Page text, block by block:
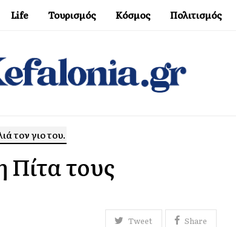
Life Τουρισμός Κόσμος Πολιτισμός
τον γιο του.
Πίτα τους
Tweet Share